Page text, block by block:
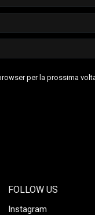
per la prossima
FOLLOW US
Instagram